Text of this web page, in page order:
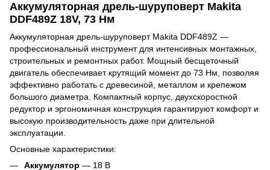
Аккумуляторная дрель-шуруповерт Makita
DDF489Z 18V, 73 Нм
Аккумуляторная дрель-шуруповерт Makita DDF489Z —
профессиональный инструмент для интенсивных монтажных,
строительных и ремонтных работ. Мощный бесщеточный
двигатель обеспечивает крутящий момент до 73 Нм, позволяя
эффективно работать с древесиной, металлом и крепежом
большого диаметра. Компактный корпус, двухскоростной
редуктор и эргономичная конструкция гарантируют комфорт и
высокую производительность даже при длительной
эксплуатации.
Основные характеристики:
Аккумулятор — 18 В